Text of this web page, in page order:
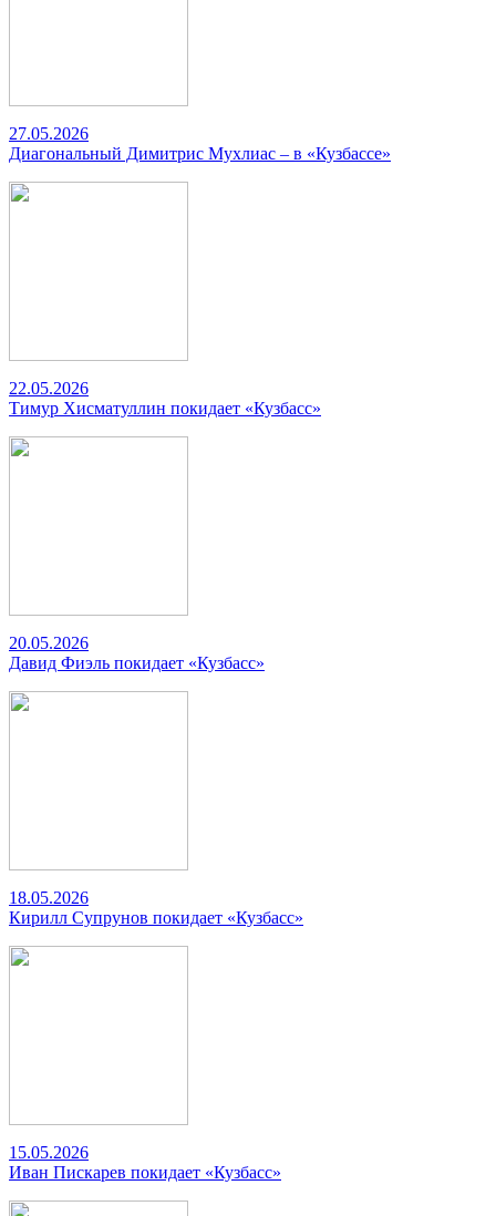
27.05.2026
Диагональный Димитрис Мухлиас – в «Кузбассе»
22.05.2026
Тимур Хисматуллин покидает «Кузбасс»
20.05.2026
Давид Фиэль покидает «Кузбасс»
18.05.2026
Кирилл Супрунов покидает «Кузбасс»
15.05.2026
Иван Пискарев покидает «Кузбасс»